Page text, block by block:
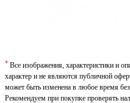
* Все изображения, характеристики и
характер и не являются публичной
может быть изменена в любое время
Рекомендуем при покупке проверять